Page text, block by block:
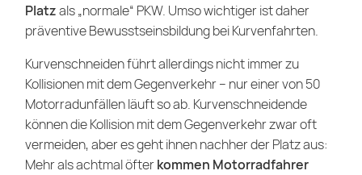
Platzals „normale“ PKW. Umso wichtiger ist daher
präventive Bewusstseinsbildung bei Kurvenfahrten.
Kurvenschneiden führt allerdings nicht immer zu
Kollisionen mit dem Gegenverkehr – nur einer von 50
Motorradunfällen läuft so ab. Kurvenschneidende
können die Kollision mit dem Gegenverkehr zwar oft
vermeiden, aber es geht ihnen nachher der Platz aus:
Mehr als achtmal öfterkommen Motorradfahrer